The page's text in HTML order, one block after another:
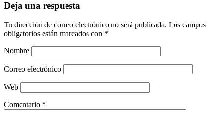
Deja una respuesta
Tu dirección de correo electrónico no será publicada. Los campos
obligatorios están marcados con *
Nombre
Correo electrónico
Web
Comentario *